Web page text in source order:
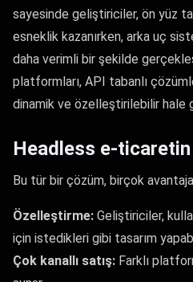
sayesinde geliştiriciler, ön yüz
esneklik kazanırken, arka uç
daha verimli bir şekilde
platformları, API tabanlı
dinamik ve özelleştirilebilir hale
Headless e-ticaretin
Bu tür bir çözüm, birçok
Özelleştirme: Geliştiriciler,
için istedikleri gibi tasarım
Çok kanallı satış: Farklı